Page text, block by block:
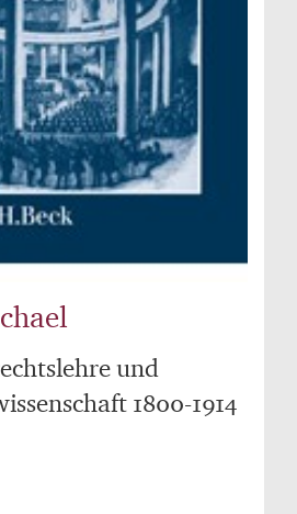
und
1800-1914